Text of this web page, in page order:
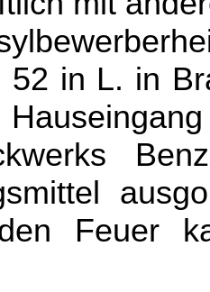
52 in L. in
Feuer